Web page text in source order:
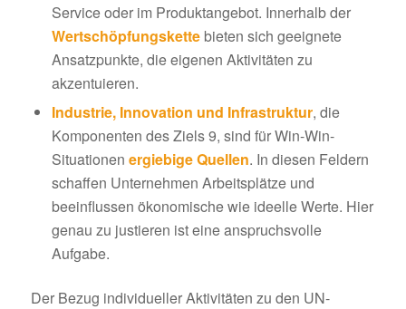
Service oder im Produktangebot. Innerhalb der
Wertschöpfungskettebieten sich geeignete
Ansatzpunkte, die eigenen Aktivitäten zu
akzentuieren.
Industrie, Innovation und Infrastruktur, die
Komponenten des Ziels 9, sind für Win-Win-
Situationen ergiebige Quellen. In diesen Feldern
schaffen Unternehmen Arbeitsplätze und
beeinflussen ökonomische wie ideelle Werte. Hier
genau zu justieren ist eine anspruchsvolle
Aufgabe.
Der Bezug individueller Aktivitäten zu den UN-